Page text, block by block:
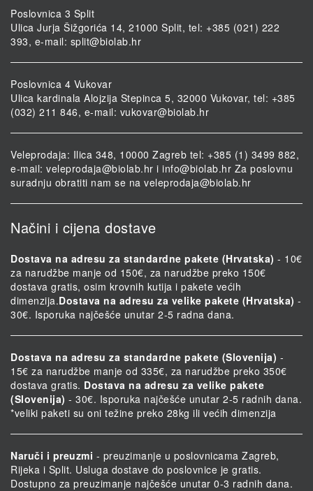
Poslovnica 3 Split
Ulica Jurja Šižgorića 14, 21000 Split, tel: +385 (021) 222
393, e-mail: split@biolab.hr
Poslovnica 4 Vukovar
Ulica kardinala Alojzija Stepinca 5, 32000 Vukovar, tel: +385
(032) 211 846, e-mail: vukovar@biolab.hr
Veleprodaja: Ilica 348, 10000 Zagreb tel: +385 (1) 3499 882,
e-mail: veleprodaja@biolab.hr i info@biolab.hr Za poslovnu
suradnju obratiti nam se na veleprodaja@biolab.hr
Načini i cijena dostave
Dostava na adresu za standardne pakete (Hrvatska) - 10€
za narudžbe manje od 150€, za narudžbe preko 150€
dostava gratis, osim krovnih kutija i pakete većih
dimenzija.Dostava na adresu za velike pakete (Hrvatska) -
30€. Isporuka najčešće unutar 2-5 radna dana.
Dostava na adresu za standardne pakete (Slovenija) -
15€ za narudžbe manje od 335€, za narudžbe preko 350€
dostava gratis. Dostava na adresu za velike pakete
(Slovenija) - 30€. Isporuka najčešće unutar 2-5 radnih dana.
*veliki paketi su oni težine preko 28kg ili većih dimenzija
Naruči i preuzmi - preuzimanje u poslovnicama Zagreb,
Rijeka i Split. Usluga dostave do poslovnice je gratis.
Dostupno za preuzimanje najčešće unutar 0-3 radnih dana.